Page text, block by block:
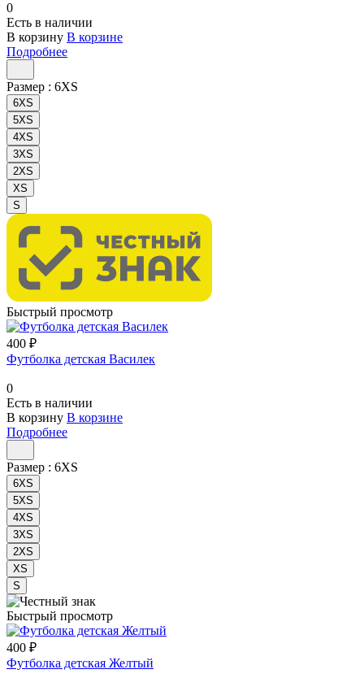
0
Есть в наличии
В корзину В корзине
Подробнее
Размер : 6XS
6XS
5XS
4XS
3XS
2XS
XS
S
Быстрый просмотр
400 ₽
Футболка детская Василек
0
Есть в наличии
В корзину В корзине
Подробнее
Размер : 6XS
6XS
5XS
4XS
3XS
2XS
XS
S
Быстрый просмотр
400 ₽
Футболка детская Желтый